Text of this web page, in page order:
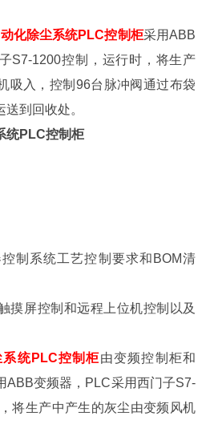
动化除尘系统PLC控制柜采用ABB
S7-1200控制，运行时，将生产
吸入，控制96台脉冲阀通过布袋
到回收处。
统PLC控制柜
制系统工艺控制要求和BOM清
摸屏控制和远程上位机控制以及
系统PLC控制柜由变频控制柜和
ABB变频器，PLC采用西门子S7-
将生产中产生的灰尘由变频风机